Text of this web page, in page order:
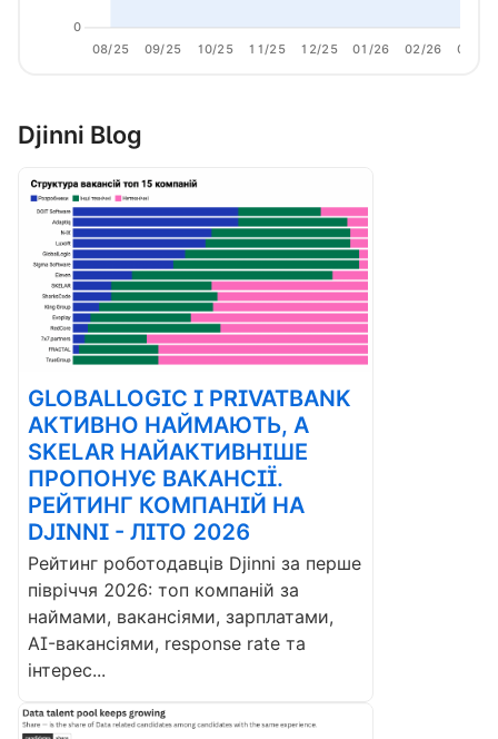
08/25 09/25 10/25 11/25 12/25 01/26 02/26 03/26
0
Djinni Blog
GLOBALLOGIC І PRIVATBANK
АКТИВНО НАЙМАЮТЬ, А
SKELAR НАЙАКТИВНІШЕ
ПРОПОНУЄ ВАКАНСІЇ.
РЕЙТИНГ КОМПАНІЙ НА
DJINNI - ЛІТО 2026
Рейтинг роботодавців Djinni за перше
півріччя 2026: топ компаній за
наймами, вакансіями, зарплатами,
AI-вакансіями, response rate та
інтерес...